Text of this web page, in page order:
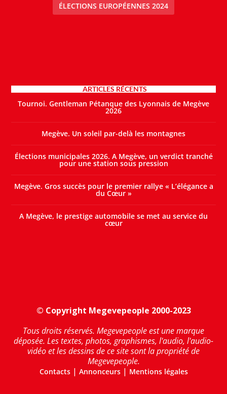
ÉLECTIONS EUROPÉENNES 2024
ARTICLES RÉCENTS
Tournoi. Gentleman Pétanque des Lyonnais de Megève
2026
Megève. Un soleil par-delà les montagnes
Élections municipales 2026. A Megève, un verdict tranché
pour une station sous pression
Megève. Gros succès pour le premier rallye « L’élégance a
du Cœur »
A Megève, le prestige automobile se met au service du
cœur
© Copyright Megevepeople 2000-2023
Tous droits réservés. Megevepeople est une marque
déposée. Les textes, photos, graphismes, l'audio, l'audio-
vidéo et les dessins de ce site sont la propriété de
Megevepeople.
Contacts| Annonceurs| Mentions légales